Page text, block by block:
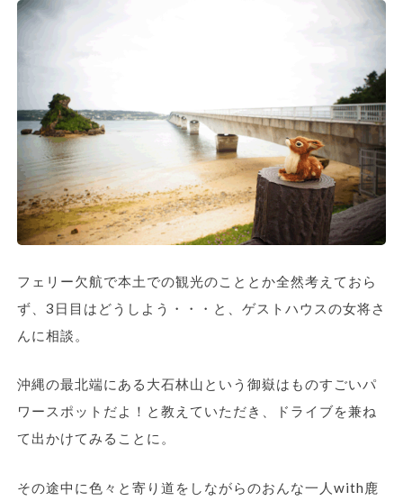
フェリー欠航で本土での観光のこととか全然考えておら
ず、3日目はどうしよう・・・と、ゲストハウスの女将さ
んに相談。
沖縄の最北端にある大石林山という御嶽はものすごいパ
ワースポットだよ！と教えていただき、ドライブを兼ね
て出かけてみることに。
その途中に色々と寄り道をしながらのおんな一人with鹿